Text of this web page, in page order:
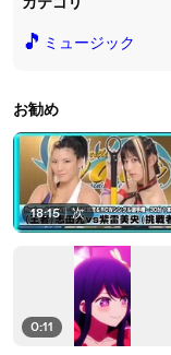
カテゴリ
🎵 ミュージック
お勧め
18:15 | 次
0:11